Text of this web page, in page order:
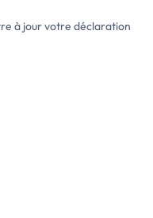
à jour votre déclaration